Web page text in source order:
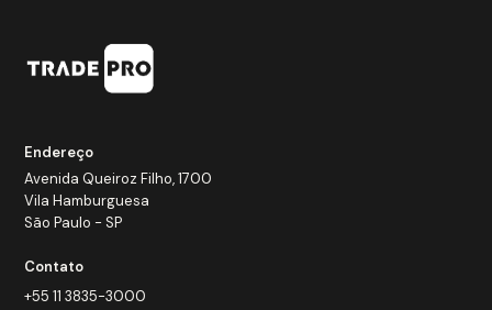
Endereço
Avenida Queiroz Filho, 1700
Vila Hamburguesa
São Paulo - SP
Contato
+55 11 3835-3000